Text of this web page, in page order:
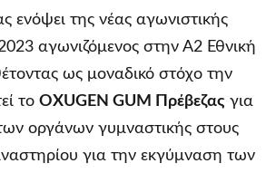
ενόψει της νέας αγωνιστικής
αγωνιζόμενος στην Α2 Εθνική
ως μοναδικό στόχο την
το OXUGEN GUM Πρέβεζας για
οργάνων γυμναστικής στους
για την εκγύμναση των